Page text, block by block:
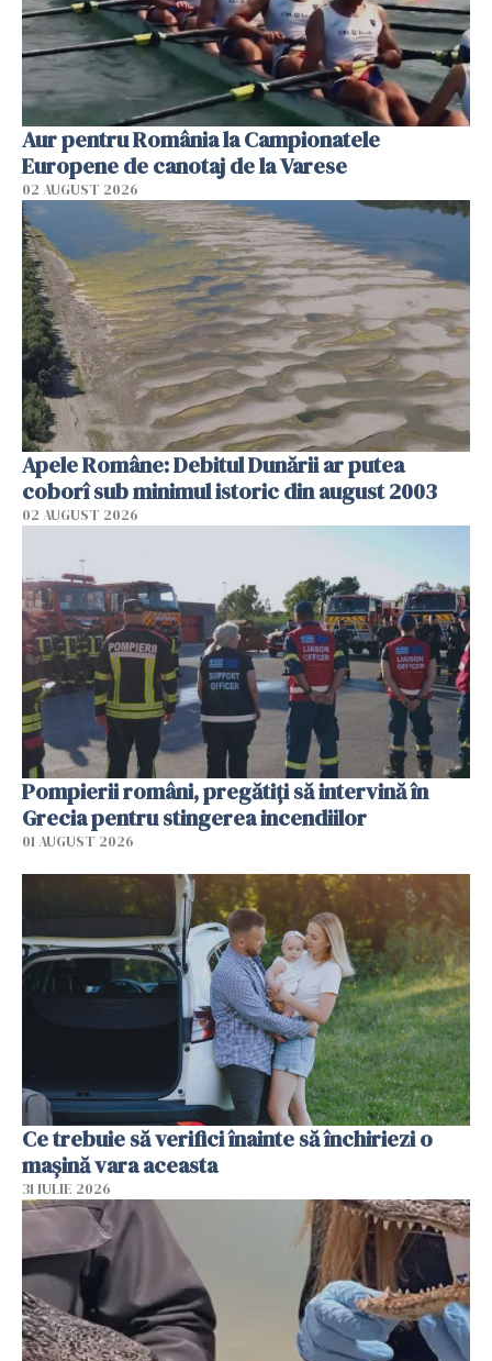
Aur pentru România la Campionatele
Europene de canotaj de la Varese
02 AUGUST 2026
Apele Române: Debitul Dunării ar putea
coborî sub minimul istoric din august 2003
02 AUGUST 2026
Pompierii români, pregătiţi să intervină în
Grecia pentru stingerea incendiilor
01 AUGUST 2026
Ce trebuie să verifici înainte să închiriezi o
mașină vara aceasta
31 IULIE 2026